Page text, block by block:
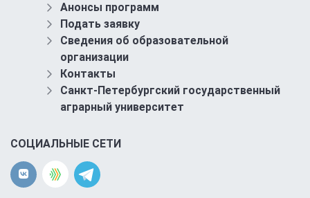
Анонсы программ
Подать заявку
Сведения об образовательной
организации
Контакты
Санкт-Петербургский государственный
аграрный университет
СОЦИАЛЬНЫЕ СЕТИ